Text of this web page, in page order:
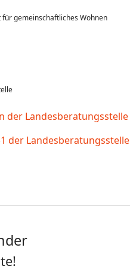
gemeinschaftliches Wohnen
der Landesberatungsstelle
der Landesberatungsstelle